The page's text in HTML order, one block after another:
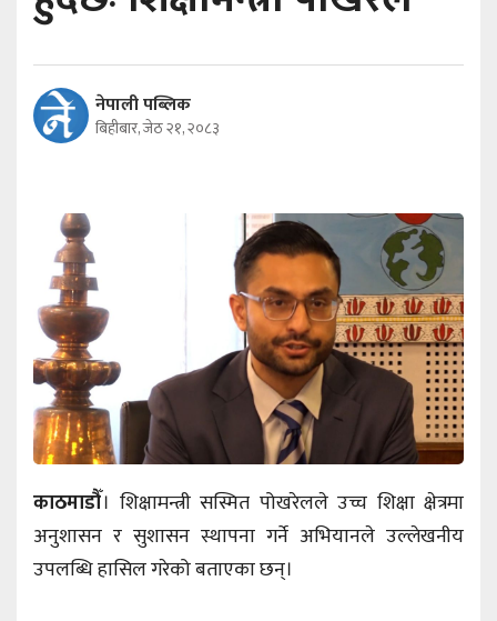
नेपाली पब्लिक
बिहीबार, जेठ २१, २०८३
काठमाडौँ। शिक्षामन्त्री सस्मित पोखरेलले उच्च शिक्षा क्षेत्रमा
अनुशासन र सुशासन स्थापना गर्ने अभियानले उल्लेखनीय
उपलब्धि हासिल गरेको बताएका छन्।